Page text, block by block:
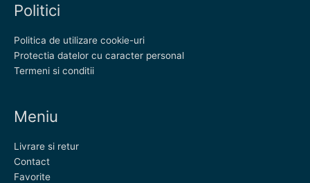
Politici
Politica de utilizare cookie-uri
Protectia datelor cu caracter personal
Termeni si conditii
Meniu
Livrare si retur
Contact
Favorite